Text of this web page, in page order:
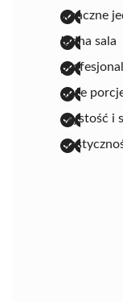
smaczne
ładna sala
duże
czystość i